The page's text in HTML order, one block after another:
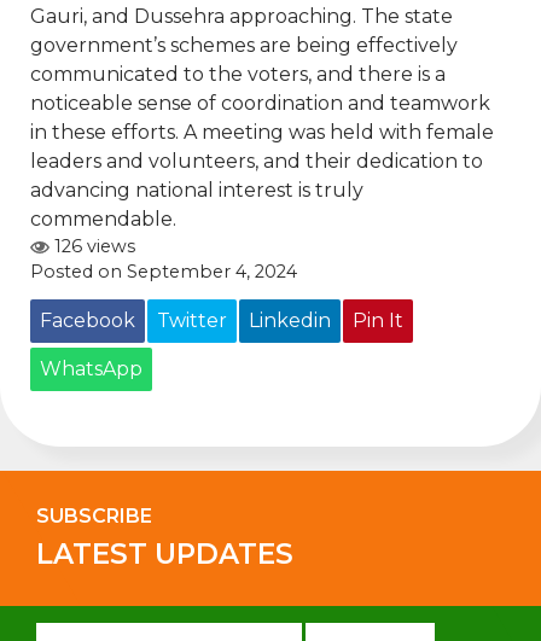
Gauri, and Dussehra approaching. The state
government’s schemes are being effectively
communicated to the voters, and there is a
noticeable sense of coordination and teamwork
in these efforts. A meeting was held with female
leaders and volunteers, and their dedication to
advancing national interest is truly
commendable.
126 views
Posted on September 4, 2024
Facebook Twitter Linkedin Pin It
WhatsApp
SUBSCRIBE
LATEST UPDATES